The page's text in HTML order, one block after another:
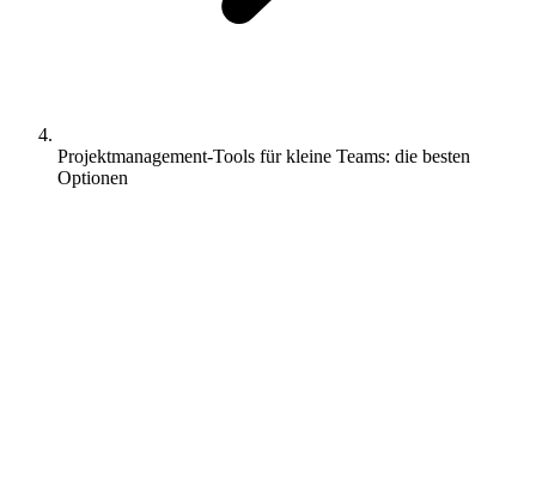
Projektmanagement-Tools für kleine Teams: die besten
Optionen